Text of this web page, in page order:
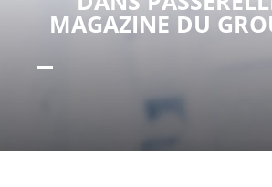
MAGAZINE DU